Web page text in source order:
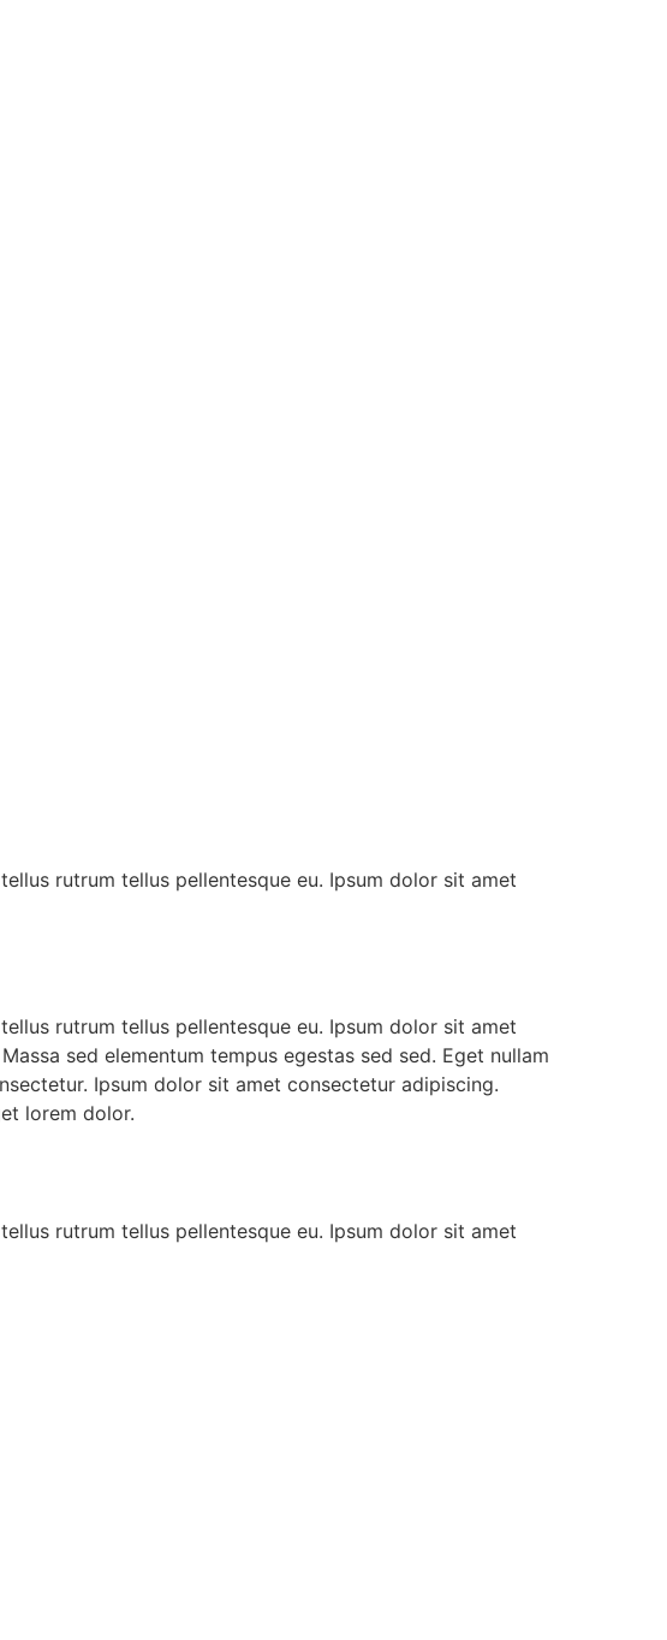
rutrum tellus pellentesque eu. Ipsum dolor sit amet
rutrum tellus pellentesque eu. Ipsum dolor sit amet
sed elementum tempus egestas sed sed. Eget nullam
Ipsum dolor sit amet consectetur adipiscing.
lorem dolor.
rutrum tellus pellentesque eu. Ipsum dolor sit amet